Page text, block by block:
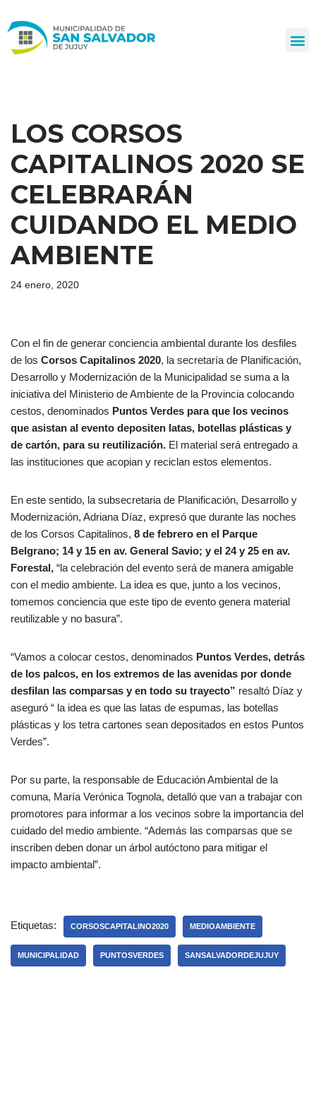
al
LOS CORSOS
CAPITALINOS 2020 SE
CELEBRARÁN
CUIDANDO EL MEDIO
AMBIENTE
24 enero, 2020
Con el fin de generar conciencia ambiental durante los desfiles
de los Corsos Capitalinos 2020, la secretaría de Planificación,
Desarrollo y Modernización de la Municipalidad se suma a la
iniciativa del Ministerio de Ambiente de la Provincia colocando
cestos, denominados Puntos Verdes para que los vecinos
que asistan al evento depositen latas, botellas plásticas y
de cartón, para su reutilización. El material será entregado a
las instituciones que acopian y reciclan estos elementos.
En este sentido, la subsecretaria de Planificación, Desarrollo y
Modernización, Adriana Díaz, expresó que durante las noches
de los Corsos Capitalinos, 8 de febrero en el Parque
Belgrano; 14 y 15 en av. General Savio; y el 24 y 25 en av.
Forestal, “la celebración del evento será de manera amigable
con el medio ambiente. La idea es que, junto a los vecinos,
tomemos conciencia que este tipo de evento genera material
reutilizable y no basura”.
“Vamos a colocar cestos, denominados Puntos Verdes, detrás
de los palcos, en los extremos de las avenidas por donde
desfilan las comparsas y en todo su trayecto” resaltó Díaz y
aseguró “ la idea es que las latas de espumas, las botellas
plásticas y los tetra cartones sean depositados en estos Puntos
Verdes”.
Por su parte, la responsable de Educación Ambiental de la
comuna, María Verónica Tognola, detalló que van a trabajar con
promotores para informar a los vecinos sobre la importancia del
cuidado del medio ambiente. “Además las comparsas que se
inscriben deben donar un árbol autóctono para mitigar el
impacto ambiental”.
Etiquetas: CORSOSCAPITALINO2020 MEDIOAMBIENTE
MUNICIPALIDAD PUNTOSVERDES SANSALVADORDEJUJUY